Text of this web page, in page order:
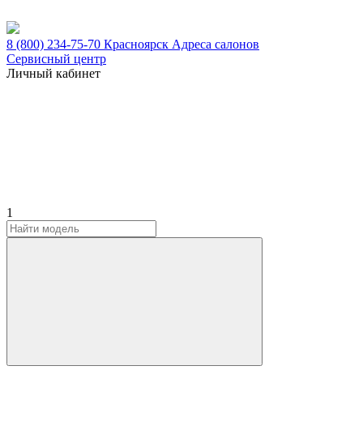
8 (800) 234-75-70 Красноярск Адреса салонов
Сервисный центр
Личный кабинет
1